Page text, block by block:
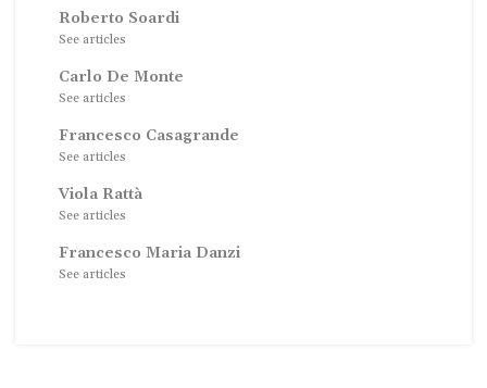
Roberto Soardi
See articles
Carlo De Monte
See articles
Francesco Casagrande
See articles
Viola Rattà
See articles
Francesco Maria Danzi
See articles